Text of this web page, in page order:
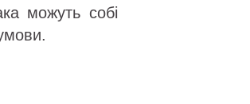
можуть собі